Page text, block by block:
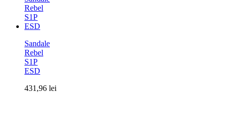
Sandale
Rebel
S1P
ESD
431,96 lei